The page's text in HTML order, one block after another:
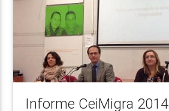
Informe CeiMigra 2014